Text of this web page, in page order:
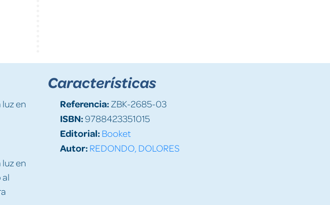
en
en
al
Características
Referencia: ZBK-2685-03
ISBN:9788423351015
Editorial: Booket
Autor: REDONDO, DOLORES